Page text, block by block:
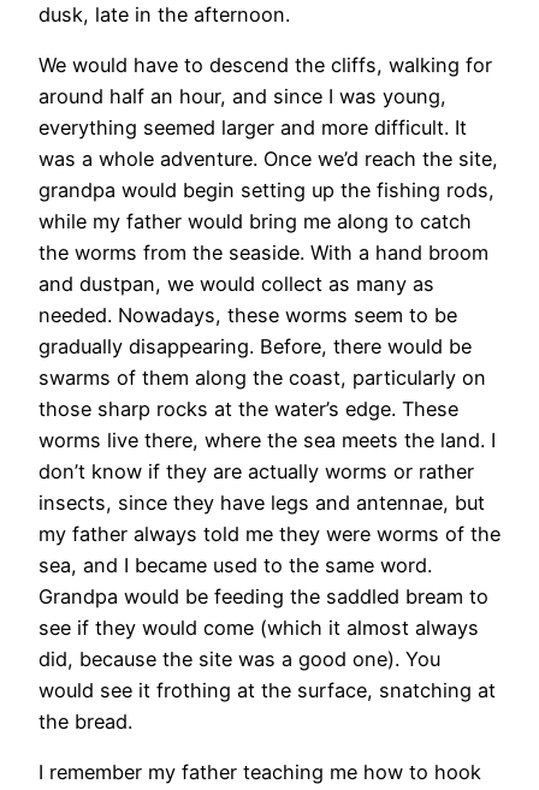
dusk, late in the afternoon.
We would have to descend the cliffs, walking for
around half an hour, and since I was young,
everything seemed larger and more difficult. It
was a whole adventure. Once we’d reach the site,
grandpa would begin setting up the fishing rods,
while my father would bring me along to catch
the worms from the seaside. With a hand broom
and dustpan, we would collect as many as
needed. Nowadays, these worms seem to be
gradually disappearing. Before, there would be
swarms of them along the coast, particularly on
those sharp rocks at the water’s edge. These
worms live there, where the sea meets the land. I
don’t know if they are actually worms or rather
insects, since they have legs and antennae, but
my father always told me they were worms of the
sea, and I became used to the same word.
Grandpa would be feeding the saddled bream to
see if they would come (which it almost always
did, because the site was a good one). You
would see it frothing at the surface, snatching at
the bread.
I remember my father teaching me how to hook